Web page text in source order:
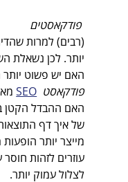
פודקאסטים
(רבים) למרות
יותר. לכן נשאלת
האם יש פשוט יותר
פודקאסט SEO
האם ההבדל הקטן
של איך דף
מייצר יותר
עוזרים לזהות
לצלול עמוק יותר.